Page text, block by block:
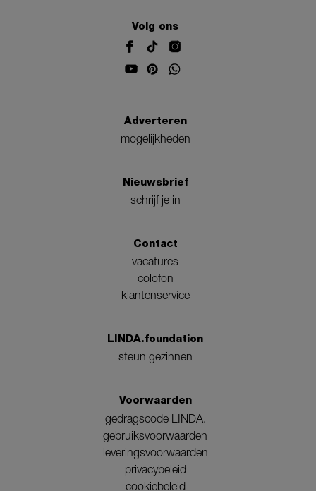
Volg ons
Adverteren
mogelijkheden
Nieuwsbrief
schrijf je in
Contact
vacatures
colofon
klantenservice
LINDA.foundation
steun gezinnen
Voorwaarden
gedragscode LINDA.
gebruiksvoorwaarden
leveringsvoorwaarden
privacybeleid
cookiebeleid